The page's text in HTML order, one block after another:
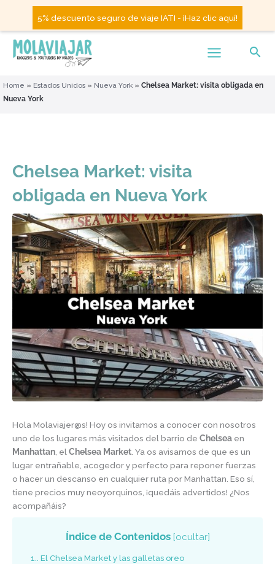
5% descuento seguro de viaje IATI - ¡Haz clic aquí!
Home » Estados Unidos » Nueva York » Chelsea Market: visita obligada en
Nueva York
Chelsea Market: visita
obligada en Nueva York
Hola Molaviajer@s! Hoy os invitamos a conocer con nosotros
uno de los lugares más visitados del barrio de Chelsea en
Manhattan, elChelsea Market. Ya os avisamos de que es un
lugar entrañable, acogedor y perfecto para reponer fuerzas
o hacer un descanso en cualquier ruta por Manhattan. Eso sí,
tiene precios muy neoyorquinos, ¡quedáis advertidos! ¿Nos
acompañáis?
Índice de Contenidos [ocultar]
1. El Chelsea Market y las galletas oreo